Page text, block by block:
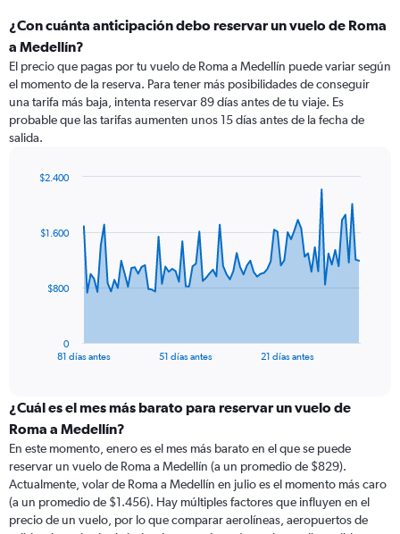
¿Con cuánta anticipación debo reservar un vuelo de Roma
a Medellín?
El precio que pagas por tu vuelo de Roma a Medellín puede variar según
el momento de la reserva. Para tener más posibilidades de conseguir
una tarifa más baja, intenta reservar 89 días antes de tu viaje. Es
probable que las tarifas aumenten unos 15 días antes de la fecha de
salida.
data
The
categories.
Range:
categories.
The
chart
has
1
81 días antes 51 días antes 21 días antes
0
$800
$1.600
$2.400
¿Cuál es el mes más barato para reservar un vuelo de
Roma a Medellín?
En este momento, enero es el mes más barato en el que se puede
reservar un vuelo de Roma a Medellín (a un promedio de $829).
Actualmente, volar de Roma a Medellín en julio es el momento más caro
(a un promedio de $1.456). Hay múltiples factores que influyen en el
precio de un vuelo, por lo que comparar aerolíneas, aeropuertos de